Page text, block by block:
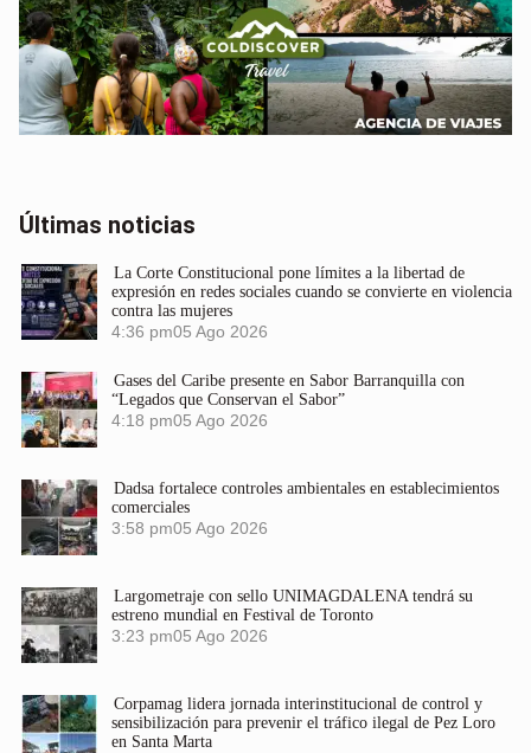
Últimas noticias
La Corte Constitucional pone límites a la libertad de
expresión en redes sociales cuando se convierte en violencia
contra las mujeres
4:36 pm05 Ago 2026
Gases del Caribe presente en Sabor Barranquilla con
“Legados que Conservan el Sabor”
4:18 pm05 Ago 2026
Dadsa fortalece controles ambientales en establecimientos
comerciales
3:58 pm05 Ago 2026
Largometraje con sello UNIMAGDALENA tendrá su
estreno mundial en Festival de Toronto
3:23 pm05 Ago 2026
Corpamag lidera jornada interinstitucional de control y
sensibilización para prevenir el tráfico ilegal de Pez Loro
en Santa Marta